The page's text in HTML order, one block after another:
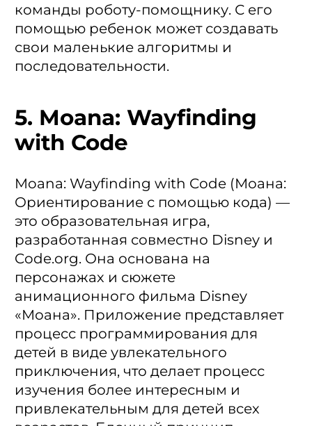
команды роботу-помощнику. С его
помощью ребенок может создавать
свои маленькие алгоритмы и
последовательности.
5. Moana: Wayfinding
with Code
Moana: Wayfinding with Code (Моана:
Ориентирование с помощью кода) —
это образовательная игра,
разработанная совместно Disney и
Code.org. Она основана на
персонажах и сюжете
анимационного фильма Disney
«Моана». Приложение представляет
процесс программирования для
детей в виде увлекательного
приключения, что делает процесс
изучения более интересным и
привлекательным для детей всех